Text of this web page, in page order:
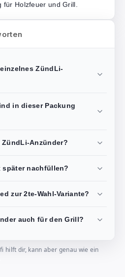
für Holzfeuer und Grill.
ZündLi-
in dieser Packung
Anzünder?
später nachfüllen?
zur 2te-Wahl-Variante?
auch für den Grill?
hilft dir, kann aber genau wie ein